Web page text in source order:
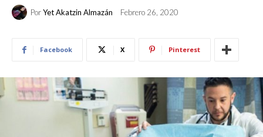
PorYet Akatzin Almazán Febrero 26, 2020
Facebook X Pinterest